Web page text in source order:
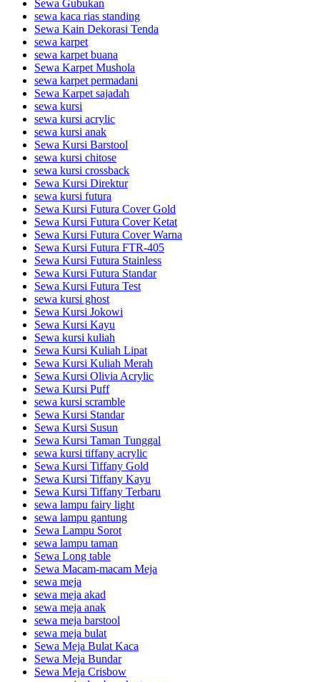
Sewa Gubukan
sewa kaca rias standing
Sewa Kain Dekorasi Tenda
sewa karpet
sewa karpet buana
Sewa Karpet Mushola
sewa karpet permadani
Sewa Karpet sajadah
sewa kursi
sewa kursi acrylic
sewa kursi anak
Sewa Kursi Barstool
sewa kursi chitose
sewa kursi crossback
Sewa Kursi Direktur
sewa kursi futura
Sewa Kursi Futura Cover Gold
Sewa Kursi Futura Cover Ketat
Sewa Kursi Futura Cover Warna
Sewa Kursi Futura FTR-405
Sewa Kursi Futura Stainless
Sewa Kursi Futura Standar
Sewa Kursi Futura Test
sewa kursi ghost
Sewa Kursi Jokowi
Sewa Kursi Kayu
Sewa kursi kuliah
Sewa Kursi Kuliah Lipat
Sewa Kursi Kuliah Merah
Sewa Kursi Olivia Acrylic
Sewa Kursi Puff
sewa kursi scramble
Sewa Kursi Standar
Sewa Kursi Susun
Sewa Kursi Taman Tunggal
sewa kursi tiffany acrylic
Sewa Kursi Tiffany Gold
Sewa Kursi Tiffany Kayu
Sewa Kursi Tiffany Terbaru
sewa lampu fairy light
sewa lampu gantung
Sewa Lampu Sorot
sewa lampu taman
Sewa Long table
Sewa Macam-macam Meja
sewa meja
sewa meja akad
sewa meja anak
sewa meja barstool
sewa meja bulat
Sewa Meja Bulat Kaca
Sewa Meja Bundar
Sewa Meja Crisbow